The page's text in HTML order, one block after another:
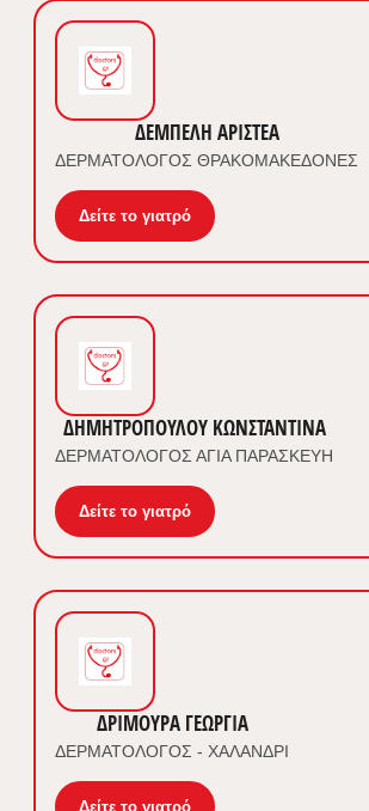
ΔΕΜΠΕΛΗ ΑΡΙΣΤΕΑ
ΔΕΡΜΑΤΟΛΟΓΟΣ ΘΡΑΚΟΜΑΚΕΔΟΝΕΣ
Δείτε το γιατρό
ΔΗΜΗΤΡΟΠΟΥΛΟΥ ΚΩΝΣΤΑΝΤΙΝΑ
ΔΕΡΜΑΤΟΛΟΓΟΣ ΑΓΙΑ ΠΑΡΑΣΚΕΥΗ
Δείτε το γιατρό
ΔΡΙΜΟΥΡΑ ΓΕΩΡΓΙΑ
ΔΕΡΜΑΤΟΛΟΓΟΣ - ΧΑΛΑΝΔΡΙ
Δείτε το γιατρό